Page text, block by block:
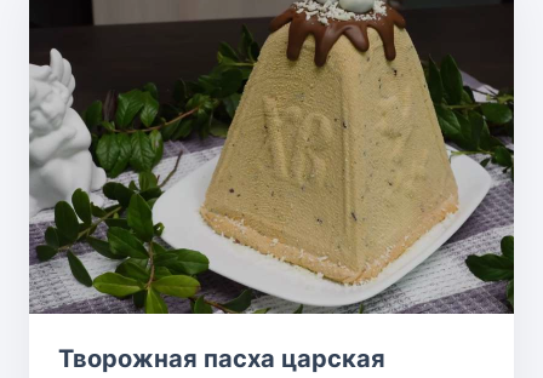
Творожная пасха царская